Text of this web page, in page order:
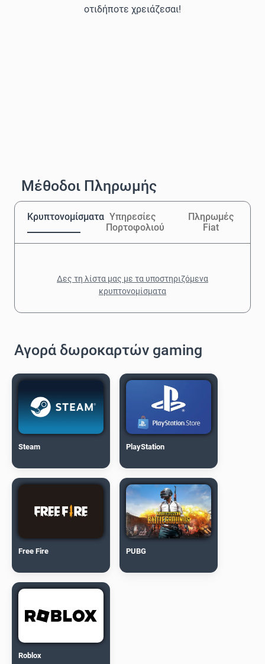
οτιδήποτε χρειάζεσαι!
Μέθοδοι Πληρωμής
Κρυπτονομίσματα Υπηρεσίες
Πορτοφολιού
Πληρωμές
Fiat
Δες τη λίστα μας με τα υποστηριζόμενα
κρυπτονομίσματα
Αγορά δωροκαρτών gaming
Steam PlayStation
Free Fire PUBG
Roblox